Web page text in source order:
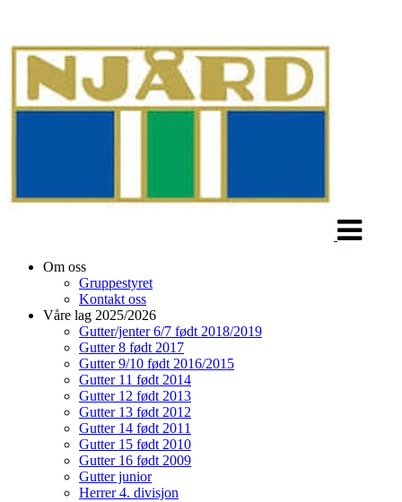
Om oss
Gruppestyret
Kontakt oss
Våre lag 2025/2026
Gutter/jenter 6/7 født 2018/2019
Gutter 8 født 2017
Gutter 9/10 født 2016/2015
Gutter 11 født 2014
Gutter 12 født 2013
Gutter 13 født 2012
Gutter 14 født 2011
Gutter 15 født 2010
Gutter 16 født 2009
Gutter junior
Herrer 4. divisjon